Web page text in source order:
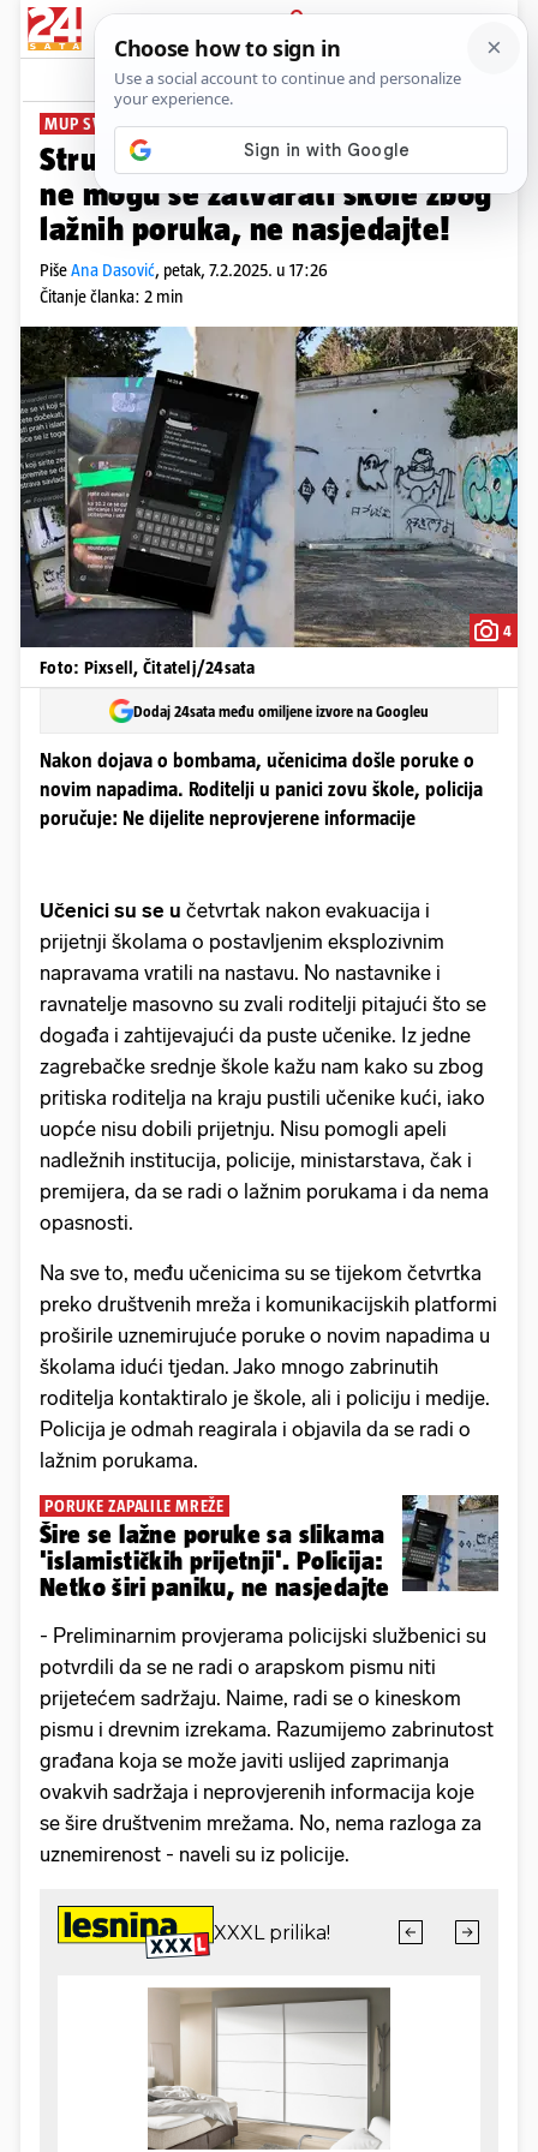
PRIJAVA
News Komentari
MUP SVE ISTRAŽUJE
Stručnjaci: Netko širi psihozu,
ne mogu se zatvarati škole zbog
lažnih poruka, ne nasjedajte!
PišeAna Dasović, petak, 7.2.2025. u 17:26
Čitanje članka: 2 min
4
Foto: Pixsell, Čitatelj/24sata
Dodaj 24sata među omiljene izvore na Googleu
Nakon dojava o bombama, učenicima došle poruke o
novim napadima. Roditelji u panici zovu škole, policija
poručuje: Ne dijelite neprovjerene informacije
Učenici su se u četvrtak nakon evakuacija i
prijetnji školama o postavljenim eksplozivnim
napravama vratili na nastavu. No nastavnike i
ravnatelje masovno su zvali roditelji pitajući što se
događa i zahtijevajući da puste učenike. Iz jedne
zagrebačke srednje škole kažu nam kako su zbog
pritiska roditelja na kraju pustili učenike kući, iako
uopće nisu dobili prijetnju. Nisu pomogli apeli
nadležnih institucija, policije, ministarstava, čak i
premijera, da se radi o lažnim porukama i da nema
opasnosti.
Na sve to, među učenicima su se tijekom četvrtka
preko društvenih mreža i komunikacijskih platformi
proširile uznemirujuće poruke o novim napadima u
školama idući tjedan. Jako mnogo zabrinutih
roditelja kontaktiralo je škole, ali i policiju i medije.
Policija je odmah reagirala i objavila da se radi o
lažnim porukama.
PORUKE ZAPALILE MREŽE
Šire se lažne poruke sa slikama
'islamističkih prijetnji'. Policija:
Netko širi paniku, ne nasjedajte
- Preliminarnim provjerama policijski službenici su
potvrdili da se ne radi o arapskom pismu niti
prijetećem sadržaju. Naime, radi se o kineskom
pismu i drevnim izrekama. Razumijemo zabrinutost
građana koja se može javiti uslijed zaprimanja
ovakvih sadržaja i neprovjerenih informacija koje
se šire društvenim mrežama. No, nema razloga za
uznemirenost - naveli su iz policije.